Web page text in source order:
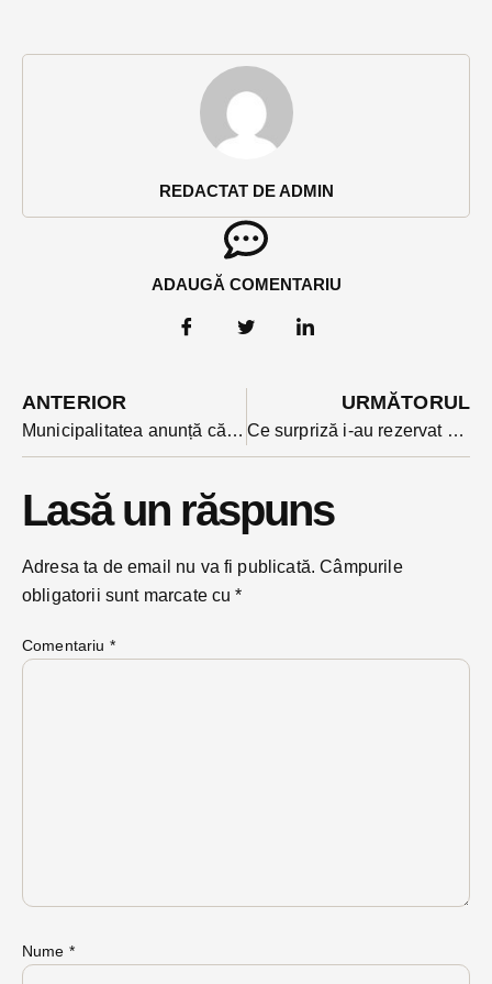
REDACTAT DE ADMIN
ADAUGĂ COMENTARIU
ANTERIOR
Municipalitatea anunță că vinieta albastră-abonamentul anual pentru parcare universală în Bistrița, disponibilă la vânzare
URMĂTORUL
Ce surpriză i-au rezervat polițiștii unui tânăr, la o săptămână după ce i-au făcut un test de alcoolemie în trafic?
Lasă un răspuns
Adresa ta de email nu va fi publicată. Câmpurile
obligatorii sunt marcate cu*
Comentariu *
Nume *